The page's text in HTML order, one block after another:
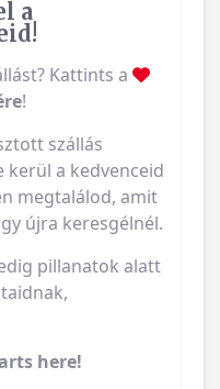
a
Kattints a
!
szállás
a kedvenceid
megtalálod, amit
újra keresgélnél.
pillanatok alatt
here!